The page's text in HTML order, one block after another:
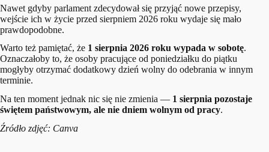
Nawet gdyby parlament zdecydował się przyjąć nowe przepisy,
wejście ich w życie przed sierpniem 2026 roku wydaje się mało
prawdopodobne.
Warto też pamiętać, że 1 sierpnia 2026 roku wypada w sobotę.
Oznaczałoby to, że osoby pracujące od poniedziałku do piątku
mogłyby otrzymać dodatkowy dzień wolny do odebrania w innym
terminie.
Na ten moment jednak nic się nie zmienia — 1 sierpnia pozostaje
świętem państwowym, ale nie dniem wolnym od pracy.
Źródło zdjęć: Canva